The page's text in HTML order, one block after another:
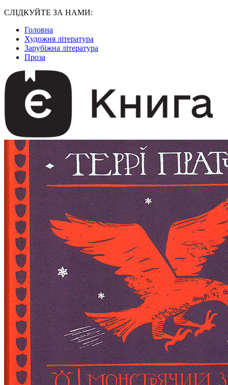
СЛІДКУЙТЕ ЗА НАМИ:
Головна
Художня література
Зарубіжна література
Проза